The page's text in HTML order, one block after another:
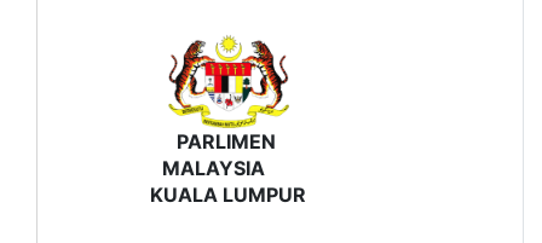
PARLIMEN
MALAYSIA
KUALA LUMPUR